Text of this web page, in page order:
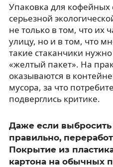
Упаковка для кофейных
серьезной
не только в том, что их
улицу, но и в том, что
такие стаканчики
«желтый пакет». На
оказываются в
мусора, за что
подверглись критике.
Даже если выбросить
правильно,
Покрытие из
картона на обычных